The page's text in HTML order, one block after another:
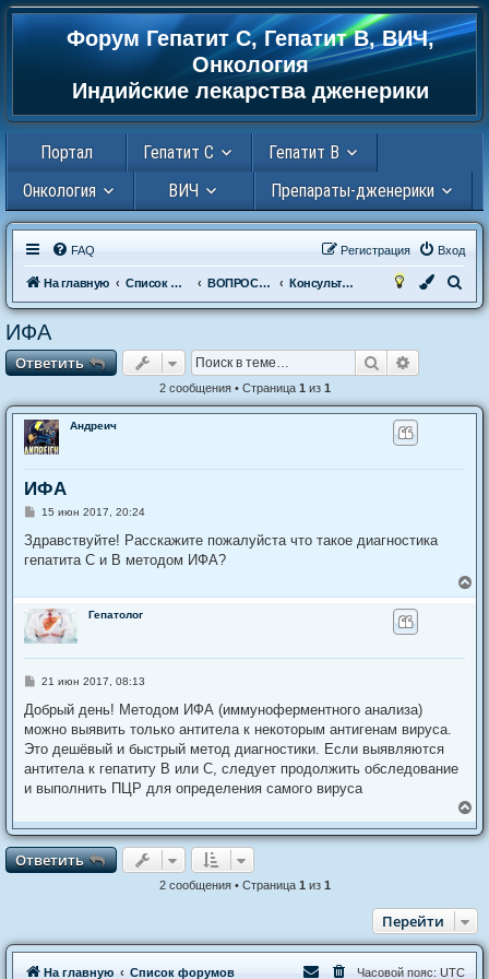
РегистрацияФорум Гепатит С, Гепатит В, ВИЧ,
Онкология
Индийские лекарства дженерики
Портал Гепатит С
Гепатит В
Онкология
ВИЧ Препараты-дженерики
FAQ Вход
Регистрация
На главную Список форумов ВОПРОСЫ К ДОКТОРУ Консультация гепатолога. Вопросы и ответы .
о
ИФА
Ответить
Ответить Поиск
2 сообщения • Страница 1 из 1
Андреич
ИФА
С
о
б
щ
е
15 июн 2017, 20:24
Здравствуйте! Расскажите пожалуйста что такое диагностика
гепатита С и В методом ИФА?
е
Гепатолог
С
о
щ
е
и
е
21 июн 2017, 08:13
Добрый день! Методом ИФА (иммуноферментного анализа)
можно выявить только антитела к некоторым антигенам вируса.
Это дешёвый и быстрый метод диагностики. Если выявляются
антитела к гепатиту В или С, следует продолжить обследование
и выполнить ПЦР для определения самого вируса
е
р
с
я
к
Ответить
Ответить
2 сообщения • Страница 1 из 1
Перейти
На главную Список форумов Часовой пояс: UTC